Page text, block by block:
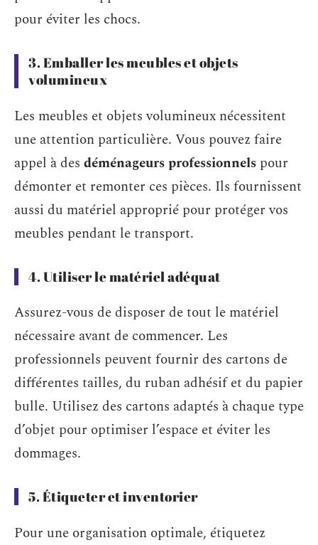
pour éviter les chocs.
3. Emballer les meubles et objets
volumineux
Les meubles et objets volumineux nécessitent
une attention particulière. Vous pouvez faire
appel à des déménageurs professionnels pour
démonter et remonter ces pièces. Ils fournissent
aussi du matériel approprié pour protéger vos
meubles pendant le transport.
4. Utiliser le matériel adéquat
Assurez-vous de disposer de tout le matériel
nécessaire avant de commencer. Les
professionnels peuvent fournir des cartons de
différentes tailles, du ruban adhésif et du papier
bulle. Utilisez des cartons adaptés à chaque type
d’objet pour optimiser l’espace et éviter les
dommages.
5. Étiqueter et inventorier
Pour une organisation optimale, étiquetez